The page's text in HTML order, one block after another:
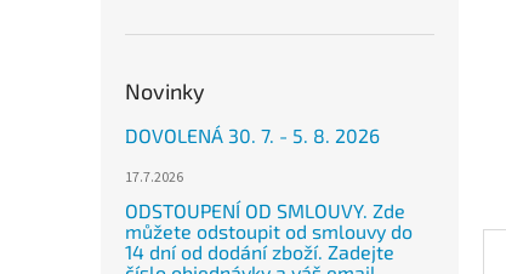
Novinky
DOVOLENÁ 30. 7. - 5. 8. 2026
17.7.2026
ODSTOUPENÍ OD SMLOUVY. Zde
můžete odstoupit od smlouvy do
14 dní od dodání zboží. Zadejte